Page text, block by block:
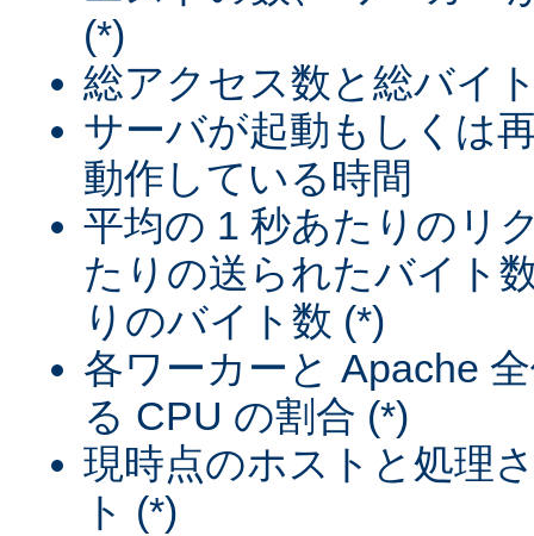
(*)
総アクセス数と総バイ
サーバが起動もしくは
動作している時間
平均の 1 秒あたりのリ
たりの送られたバイト
りのバイト数 (*)
各ワーカーと Apache
る CPU の割合 (*)
現時点のホストと処理
ト (*)